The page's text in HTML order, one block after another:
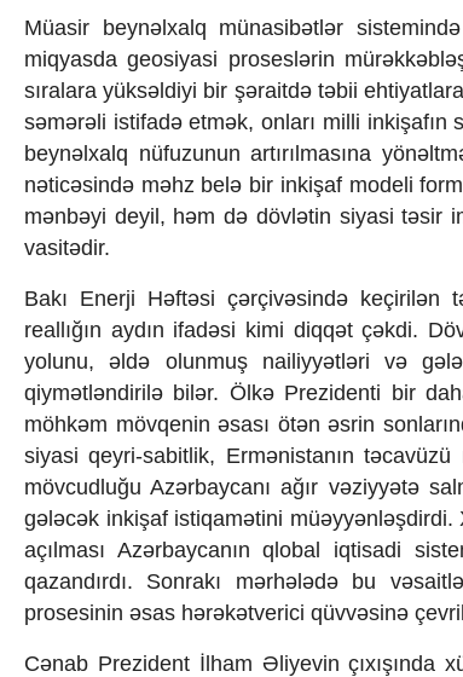
İqtisadiyyat
İqtisadi xəbərlər
Energetika
Neft-qaz
Əmək və sosial siyasət
Kənd təsərrüfatı
Hərbi sənaye
Telekommunikasiya və nəqliyyat
COP29
Cəmiyyət
Siyasət
Məhkəmə və hüquq
Ekologiya
Zəfər - 5
Gənclər və İdman
Media və QHT
Hadisə
Sağlamlıq
Sosium
Mənəvi dəyərlər
Texnologiya
Mətbuat-150
Əlaqə
Missiyamız
Müasir beynəlxalq münasibətlər
miqyasda geosiyasi proseslərin
sıralara yüksəldiyi bir şəraitdə təbii
səmərəli istifadə etmək, onları milli inkişafın
beynəlxalq nüfuzunun artırılmasına
nəticəsində məhz belə bir inkişaf modeli
mənbəyi deyil, həm də dövlətin siyasi təsir
vasitədir.
Bakı Enerji Həftəsi çərçivəsində
reallığın aydın ifadəsi kimi diqqət çəkdi.
yolunu, əldə olunmuş nailiyyətləri və
qiymətləndirilə bilər. Ölkə Prezidenti bir
möhkəm mövqenin əsası ötən əsrin
siyasi qeyri-sabitlik, Ermənistanın
mövcudluğu Azərbaycanı ağır vəziyyətə
gələcək inkişaf istiqamətini müəyyənləşdirdi.
açılması Azərbaycanın qlobal iqtisadi
qazandırdı. Sonrakı mərhələdə bu
prosesinin əsas hərəkətverici qüvvəsinə
Cənab Prezident İlham Əliyevin çıxışında